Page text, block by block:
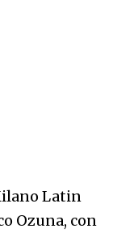
Latin
Ozuna, con